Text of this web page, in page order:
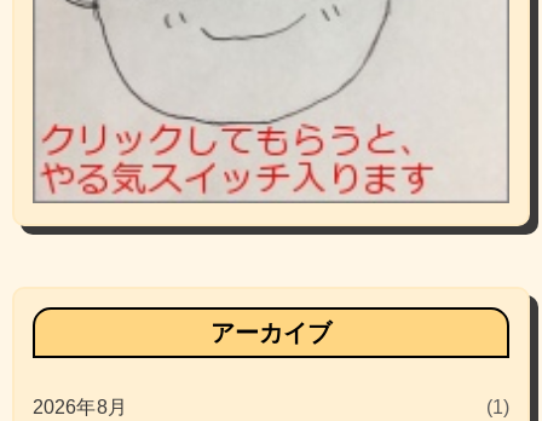
アーカイブ
2026年8月 (1)